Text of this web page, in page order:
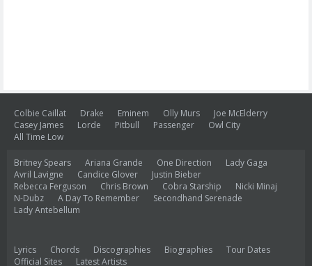
Colbie Caillat Drake Eminem Olly Murs
Joe McElderry
Casey James
Lorde Pitbull Passenger
Owl City
All Time Low
Britney Spears Ariana Grande One Direction
Lady Gaga
Avril Lavigne
Candice Glover
Justin Bieber
Rebecca Ferguson
Chris Brown Cobra Starship
Nicki Minaj
N-Dubz
A Day To Remember
Secondhand Serenade
Lady Antebellum
Lyrics Chords Discographies Biographies
Tour Dates
Official Sites
Latest Artists